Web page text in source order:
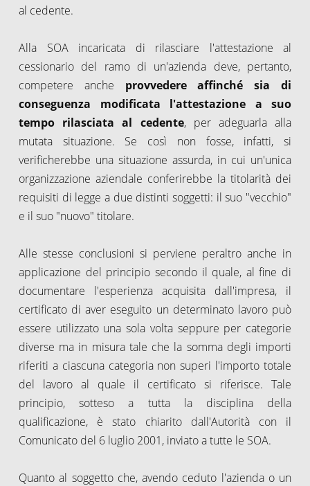
al cedente.
Alla SOA incaricata di rilasciare l'attestazione al
cessionario del ramo di un'azienda deve, pertanto,
competere anche provvedere affinché sia di
conseguenza modificata l'attestazione a suo
tempo rilasciata al cedente, per adeguarla alla
mutata situazione. Se così non fosse, infatti, si
verificherebbe una situazione assurda, in cui un'unica
organizzazione aziendale conferirebbe la titolarità dei
requisiti di legge a due distinti soggetti: il suo "vecchio"
e il suo "nuovo" titolare.
Alle stesse conclusioni si perviene peraltro anche in
applicazione del principio secondo il quale, al fine di
documentare l'esperienza acquisita dall'impresa, il
certificato di aver eseguito un determinato lavoro può
essere utilizzato una sola volta seppure per categorie
diverse ma in misura tale che la somma degli importi
riferiti a ciascuna categoria non superi l'importo totale
del lavoro al quale il certificato si riferisce. Tale
principio, sotteso a tutta la disciplina della
qualificazione, è stato chiarito dall'Autorità con il
Comunicato del 6 luglio 2001, inviato a tutte le SOA.
Quanto al soggetto che, avendo ceduto l'azienda o un